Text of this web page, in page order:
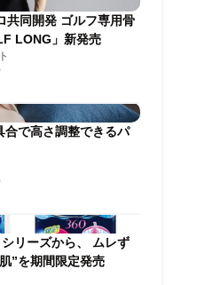
共同開発 ゴルフ専用骨
LONG」新発売
合で高さ調整できるパ
シリーズから、 ムレず
”を期間限定発売